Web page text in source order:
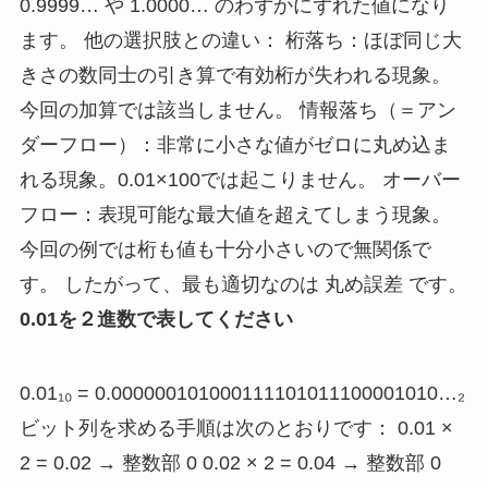
0.9999… や 1.0000… のわずかにずれた値になり
ます。 他の選択肢との違い： 桁落ち：ほぼ同じ大
きさの数同士の引き算で有効桁が失われる現象。
今回の加算では該当しません。 情報落ち（＝アン
ダーフロー）：非常に小さな値がゼロに丸め込ま
れる現象。0.01×100では起こりません。 オーバー
フロー：表現可能な最大値を超えてしまう現象。
今回の例では桁も値も十分小さいので無関係で
す。 したがって、最も適切なのは 丸め誤差 です。
0.01を２進数で表してください
0.01₁₀ = 0.000000101000111101011100001010…₂
ビット列を求める手順は次のとおりです： 0.01 ×
2 = 0.02 → 整数部 0 0.02 × 2 = 0.04 → 整数部 0